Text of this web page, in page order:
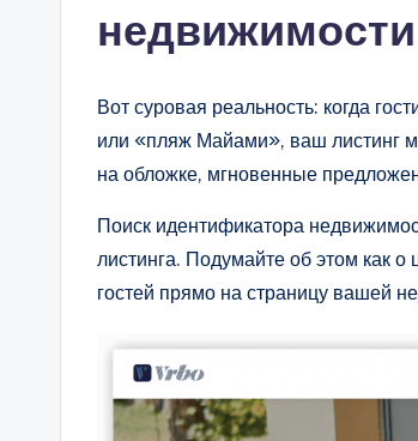
Вот суровая реальность: когда
или «пляж Майами», ваш листинг
на обложке, мгновенные
Поиск идентификатора
листинга. Подумайте об этом как
гостей прямо на страницу вашей